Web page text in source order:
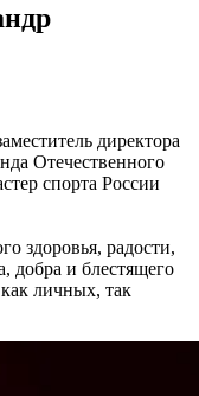
директора
Отечественного
спорта России
здоровья, радости,
добра и блестящего
личных, так